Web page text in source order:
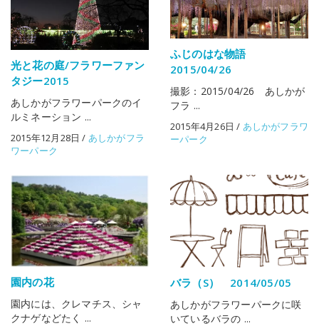
光と花の庭/フラワーファン
タジー2015
あしかがフラワーパークのイ
ルミネーション ...
2015年12月28日 / あしかがフラ
ワーパーク
ふじのはな物語
2015/04/26
撮影：2015/04/26 あしかが
フラ ...
2015年4月26日 / あしかがフラワ
ーパーク
園内の花
園内には、クレマチス、シャ
クナゲなどたく ...
バラ（S） 2014/05/05
あしかがフラワーパークに咲
いているバラの ...